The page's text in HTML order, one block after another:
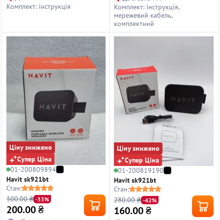
Комплект: інструкція
Комплект: інструкція,
мережевий кабель,
комплектний
Ціну знижено
Супер Ціна
01-200809894
Havit sk921bt
Стан:
300.00 ₴ -33%
200.00₴
Ціну знижено
Супер Ціна
01-200819190
Havit sk921bt
Стан:
280.00 ₴ -42%
160.00₴